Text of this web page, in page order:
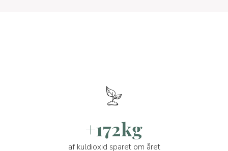
+172kg
af kuldioxid sparet om året